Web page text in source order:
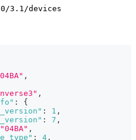
3.1/devices
,
,
:
{
: 1 ,
: 7 ,
"04BA" ,
: 4 ,